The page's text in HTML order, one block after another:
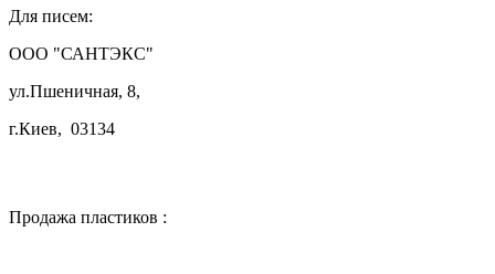
Для писем:
ООО "САНТЭКС"
ул.Пшеничная, 8,
г.Киев, 03134
Продажа пластиков :